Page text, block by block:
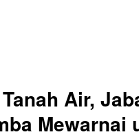
Air,
Mewarnai